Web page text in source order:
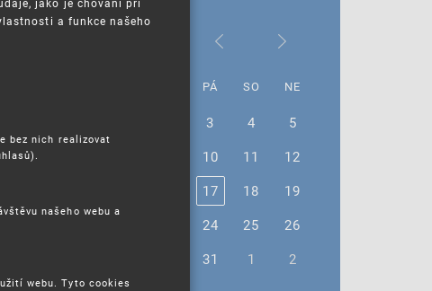
PÁ SO NE
3 4
5
10 11
12
17 18
19
24 25
26
31 1 2
a funkce našeho
bez nich realizovat
našeho webu a
webu. Tyto cookies